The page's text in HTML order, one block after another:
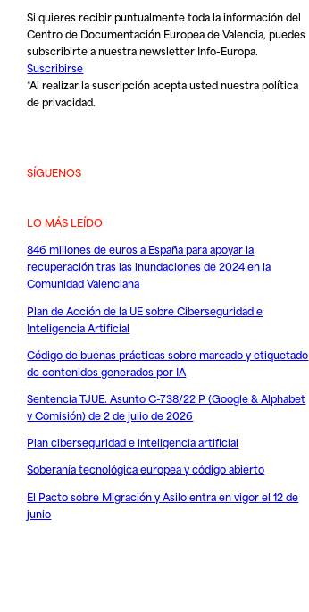
Si quieres recibir puntualmente toda la información del
Centro de Documentación Europea de Valencia, puedes
subscribirte a nuestra newsletter Info-Europa.
Suscribirse
*Al realizar la suscripción acepta usted nuestrapolítica
de privacidad.
SÍGUENOS
LO MÁS LEÍDO
846 millones de euros a España para apoyar la
recuperación tras las inundaciones de 2024 en la
Comunidad Valenciana
Plan de Acción de la UE sobre Ciberseguridad e
Inteligencia Artificial
Código de buenas prácticas sobre marcado y etiquetado
de contenidos generados por IA
Sentencia TJUE. Asunto C-738/22 P (Google & Alphabet
v Comisión) de 2 de julio de 2026
Plan ciberseguridad e inteligencia artificial
Soberanía tecnológica europea y código abierto
El Pacto sobre Migración y Asilo entra en vigor el 12 de
junio